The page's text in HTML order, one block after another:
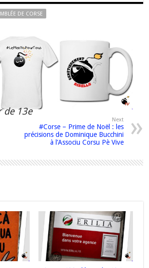
DE CORSE
de 13e
Next
#Corse – Prime de Noël : les
précisions de Dominique Bucchini
à l’Associu Corsu Pè Vive